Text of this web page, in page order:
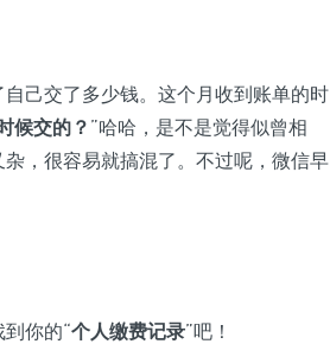
己交了多少钱。这个月收到账单的时
候交的？ ”哈哈，是不是觉得似曾相
，很容易就搞混了。不过呢，微信早
你的“个人缴费记录”吧！